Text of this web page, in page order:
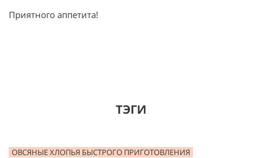
Приятного аппетита!
ТЭГИ
ОВСЯНЫЕ ХЛОПЬЯ БЫСТРОГО ПРИГОТОВЛЕНИЯ